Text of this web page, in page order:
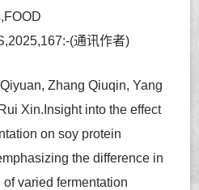
(通讯作者)
Zhang Qiuqin, Yang
Xin.Insight into the effect
on soy protein
the difference in
varied fermentation